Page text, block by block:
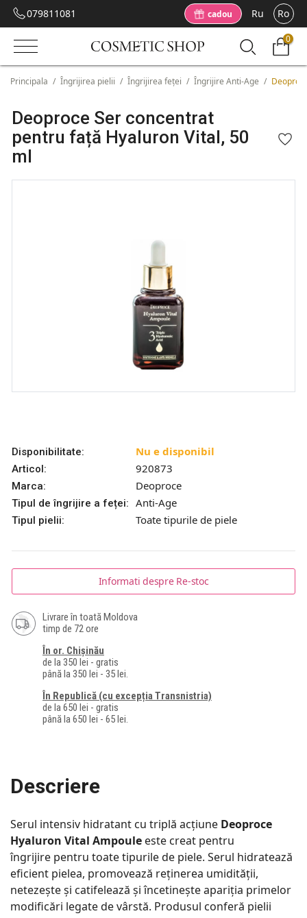
079811081 cadou Ru Ro
0
Principala / Îngrijirea pielii / Îngrijirea feței / Îngrijire Anti-Age /
Deoproce Ser concentrat
pentru față Hyaluron Vital, 50
ml
Disponibilitate: Nu e disponibil
Articol: 920873
Marca: Deoproce
Tipul de îngrijire a feței: Anti-Age
Tipul pielii: Toate tipurile de piele
Informati despre Re-stoc
Livrare în toată Moldova
timp de 72 ore
În or. Chișinău
de la 350 lei - gratis
până la 350 lei - 35 lei.
În Republică (cu excepția Transnistria)
de la 650 lei - gratis
până la 650 lei - 65 lei.
Descriere
Serul intensiv hidratant cu triplă acțiune Deoproce
Hyaluron Vital Ampoule este creat pentru
îngrijire pentru toate tipurile de piele. Serul hidratează
eficient pielea, promovează reținerea umidității,
netezește și catifelează și încetinește apariția primelor
modificări legate de vârstă. Produsul conferă pielii